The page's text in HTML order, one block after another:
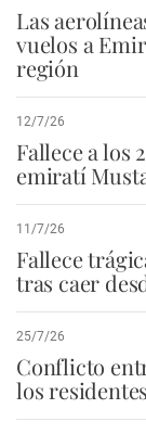
Las
vuelos a
región
12/7/26
Fallece a los
emiratí
11/7/26
Fallece
tras caer
25/7/26
Conflicto
los